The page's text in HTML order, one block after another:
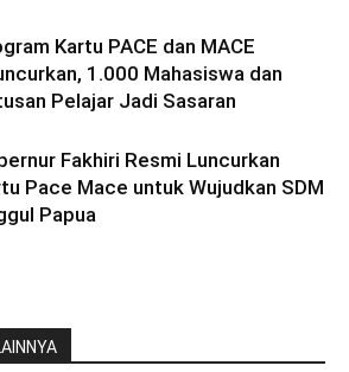
Kartu PACE dan MACE
1.000 Mahasiswa dan
Pelajar Jadi Sasaran
Fakhiri Resmi Luncurkan
Pace Mace untuk Wujudkan SDM
Papua